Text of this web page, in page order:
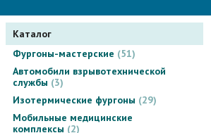
Каталог
Фургоны-мастерские
51
Автомобили взрывотехнической
службы
3
Изотермические фургоны
29
Мобильные медицинские
комплексы
2